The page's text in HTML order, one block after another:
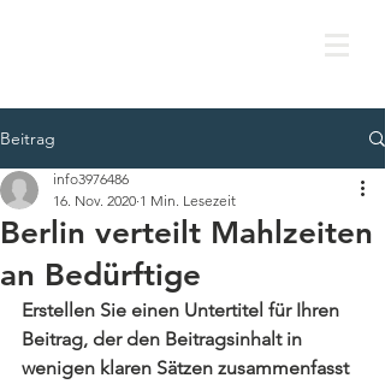
Beitrag
Berlin verteilt Mahlzeiten
an Bedürftige
info3976486
16. Nov. 2020 1 Min. Lesezeit
Erstellen Sie einen Untertitel für Ihren
Beitrag, der den Beitragsinhalt in
wenigen klaren Sätzen zusammenfasst